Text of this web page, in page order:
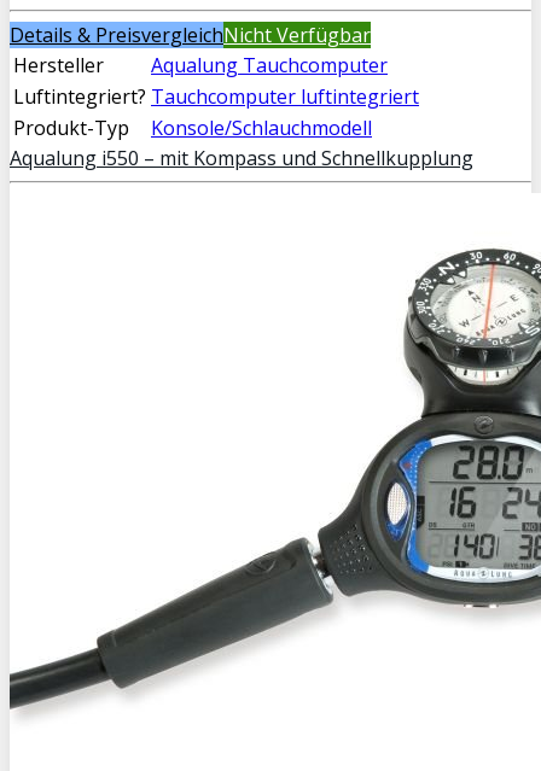
Details & PreisvergleichNicht Verfügbar
Hersteller
Aqualung Tauchcomputer
Luftintegriert? Tauchcomputer luftintegriert
Produkt-Typ
Konsole/Schlauchmodell
Aqualung i550 – mit Kompass und Schnellkupplung